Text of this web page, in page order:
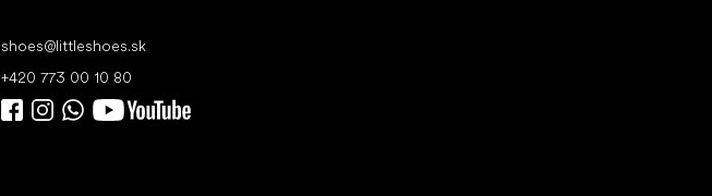
shoes@littleshoes.sk
+420 773 00 10 80